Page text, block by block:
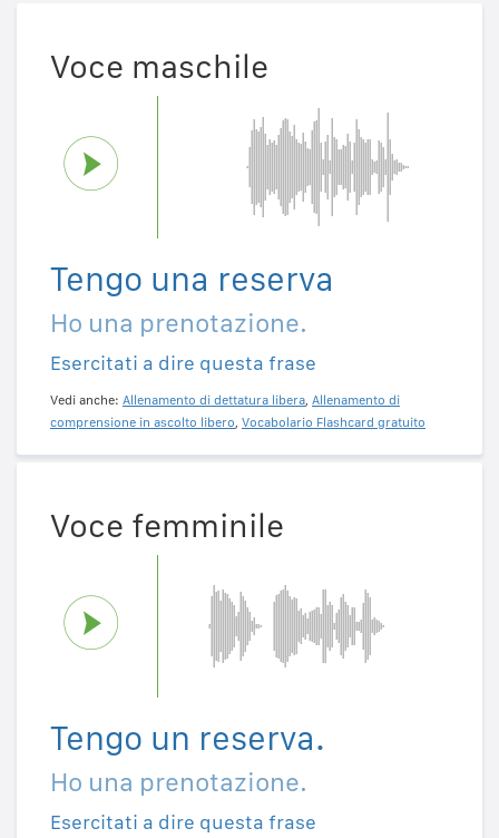
Voce maschile
Tengo una reserva
Ho una prenotazione.
Esercitati a dire questa frase
Vedi anche: Allenamento di dettatura libera, Allenamento di
comprensione in ascolto libero, Vocabolario Flashcard gratuito
Voce femminile
Tengo un reserva.
Ho una prenotazione.
Esercitati a dire questa frase